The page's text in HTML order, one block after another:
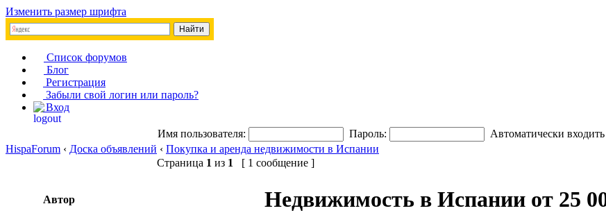
Изменить размер шрифта
Список форумов
Блог
Регистрация
Забыли свой логин или пароль?
Вход
Имя пользователя: Пароль:
Автоматически
HispaForum ‹ Доска объявлений ‹ Покупка и аренда недвижимости в Испании
Страница 1 из 1 [ 1 сообщение ]
Автор Недвижимость в Испании от 25